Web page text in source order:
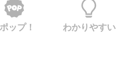
ポップ！ わかりやすい